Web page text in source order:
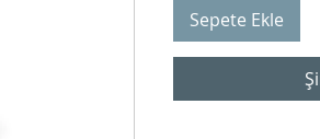
Sepete Ekle